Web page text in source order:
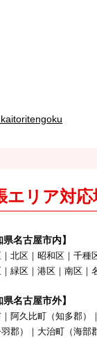
エリア対応
県名古屋市内】
北区｜昭和区｜千種
緑区｜港区｜南区｜
県名古屋市外】
阿久比町（知多郡）
郡）｜大治町（海部